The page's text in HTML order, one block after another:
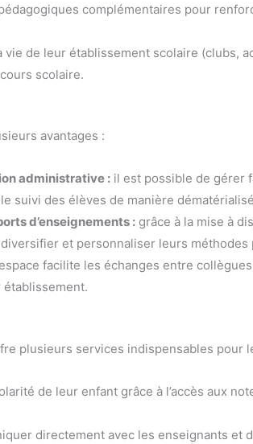
complémentaires pour
vie de leur établissement scolaire (clubs,
scolaire.
avantages :
administrative : il est possible de gérer
suivi des élèves de manière
d’enseignements : grâce à la mise à
et personnaliser leurs méthodes
facilite les échanges entre
établissement.
plusieurs services indispensables pour
de leur enfant grâce à l’accès aux
directement avec les enseignants et